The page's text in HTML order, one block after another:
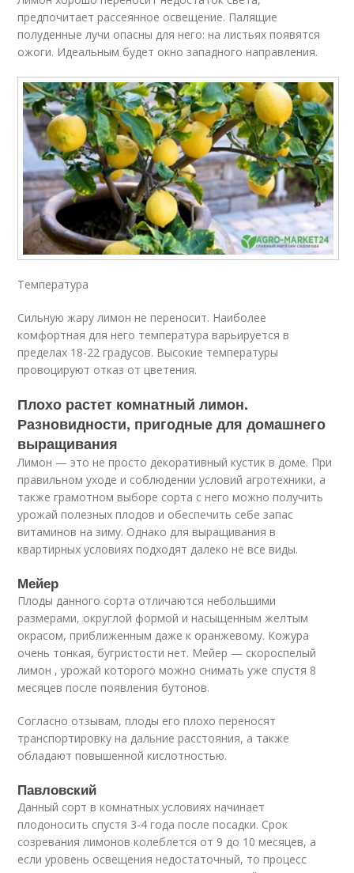
предпочитает рассеянное освещение. Палящие
полуденные лучи опасны для него: на листьях появятся
ожоги. Идеальным будет окно западного направления.
Температура
Сильную жару лимон не переносит. Наиболее
комфортная для него температура варьируется в
пределах 18-22 градусов. Высокие температуры
провоцируют отказ от цветения.
Плохо растет комнатный лимон.
Разновидности, пригодные для домашнего
выращивания
Лимон — это не просто декоративный кустик в доме. При
правильном уходе и соблюдении условий агротехники, а
также грамотном выборе сорта с него можно получить
урожай полезных плодов и обеспечить себе запас
витаминов на зиму. Однако для выращивания в
квартирных условиях подходят далеко не все виды.
Мейер
Плоды данного сорта отличаются небольшими
размерами, округлой формой и насыщенным желтым
окрасом, приближенным даже к оранжевому. Кожура
очень тонкая, бугристости нет. Мейер — скороспелый
лимон , урожай которого можно снимать уже спустя 8
месяцев после появления бутонов.
Согласно отзывам, плоды его плохо переносят
транспортировку на дальние расстояния, а также
обладают повышенной кислотностью.
Павловский
Данный сорт в комнатных условиях начинает
плодоносить спустя 3-4 года после посадки. Срок
созревания лимонов колеблется от 9 до 10 месяцев, а
если уровень освещения недостаточный, то процесс